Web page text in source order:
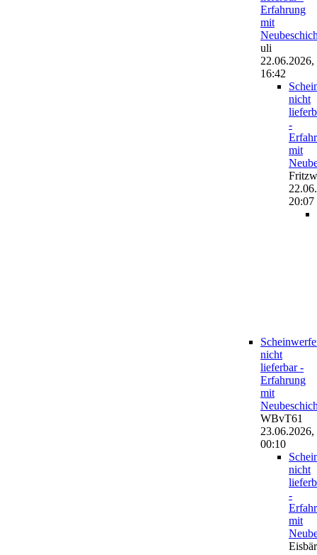
Erfahrung
mit
uli
22.06.2026,
16:42
nicht
-
mit
20:07
nicht
lieferbar -
Erfahrung
mit
WBvT61
23.06.2026,
00:10
nicht
-
mit
Eisbär